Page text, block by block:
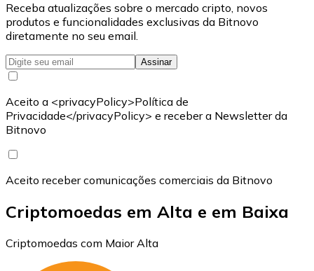
Receba atualizações sobre o mercado cripto, novos
produtos e funcionalidades exclusivas da Bitnovo
diretamente no seu email.
Assinar
Aceito a <privacyPolicy>Política de
Privacidade</privacyPolicy> e receber a Newsletter da
Bitnovo
Aceito receber comunicações comerciais da Bitnovo
Criptomoedas em Alta e em Baixa
Criptomoedas com Maior Alta